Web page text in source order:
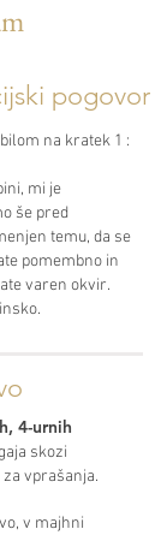
pogovor
na kratek 1 :
mi je
še pred
temu, da se
pomembno in
varen okvir.
4-urnih
skozi
vprašanja.
v majhni